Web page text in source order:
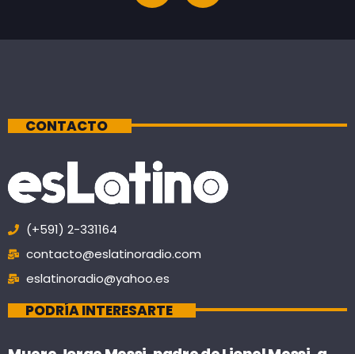
CONTACTO
(+591) 2-331164
contacto@eslatinoradio.com
eslatinoradio@yahoo.es
PODRÍA INTERESARTE